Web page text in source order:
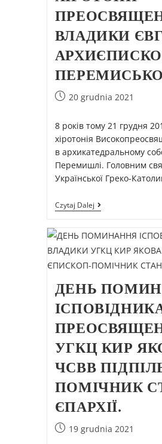
ВЛАДИКИ
20 grudnia 2021
8 років тому 21 грудня
хіротонія
в архикатедральному
Перемишлі. Головним
Української Греко-
Czytaj Dalej
ДЕНЬ
УГКЦ КИР
ЧСВВ
ПОМІЧНИК
ЄПАРХІЇ.
19 grudnia 2021